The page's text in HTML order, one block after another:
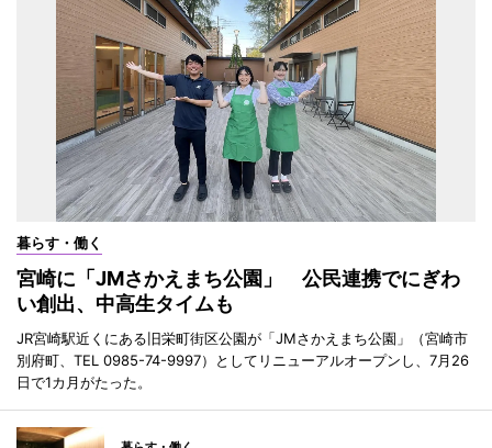
暮らす・働く
宮崎に「JMさかえまち公園」 公民連携でにぎわ
い創出、中高生タイムも
JR宮崎駅近くにある旧栄町街区公園が「JMさかえまち公園」（宮崎市
別府町、TEL 0985-74-9997）としてリニューアルオープンし、7月26
日で1カ月がたった。